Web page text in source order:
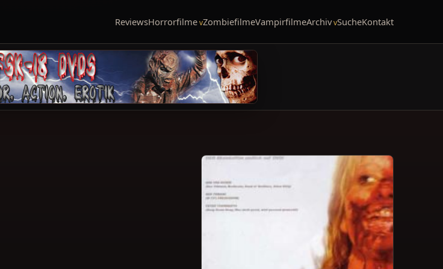
ReviewsHorrorfilme ZombiefilmeVampirfilmeArchiv SucheKontakt